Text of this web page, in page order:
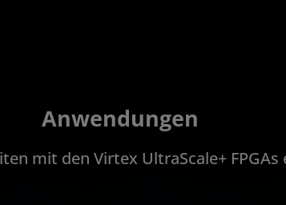
Anwendungen
mit den Virtex UltraScale+ FPGAs